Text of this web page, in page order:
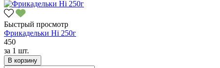
Быстрый просмотр
Фрикадельки Hi 250г
450
за 1 шт.
В корзину